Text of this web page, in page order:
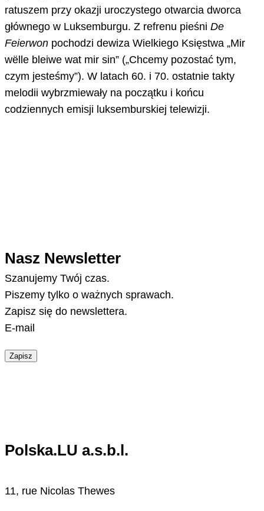
ratuszem przy okazji uroczystego otwarcia dworca
głównego w Luksemburgu. Z refrenu pieśni De
Feierwon pochodzi dewiza Wielkiego Księstwa „Mir
wëlle bleiwe wat mir sin” („Chcemy pozostać tym,
czym jesteśmy”). W latach 60. i 70. ostatnie takty
melodii wybrzmiewały na początku i końcu
codziennych emisji luksemburskiej telewizji.
Nasz Newsletter
Szanujemy Twój czas.
Piszemy tylko o ważnych sprawach.
Zapisz się do newslettera.
E-mail
Zapisz
Polska.LU a.s.b.l.
11, rue Nicolas Thewes